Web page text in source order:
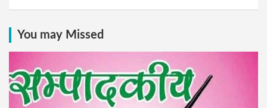
You may Missed